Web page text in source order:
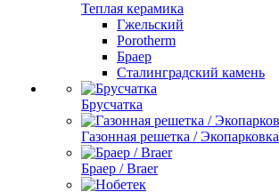
Теплая керамика
Гжельский
Porotherm
Браер
Сталинградский камень
Брусчатка
Газонная решетка / Экопарковка
Браер / Braer